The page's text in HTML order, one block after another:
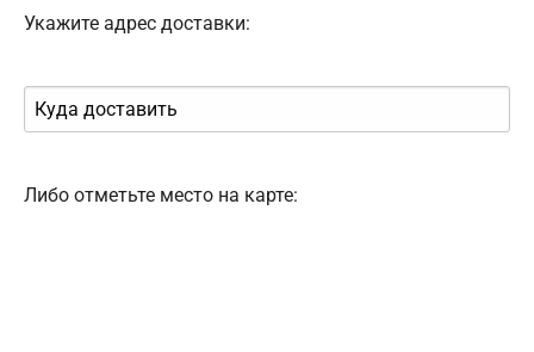
Укажите адрес доставки:
Либо отметьте место на карте: